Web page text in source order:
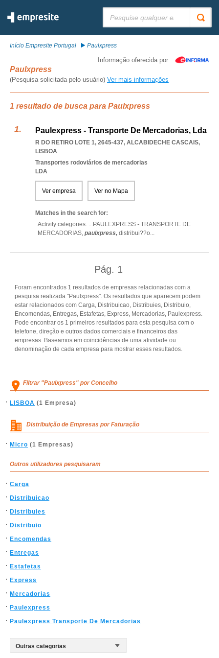
Início Empresite Portugal Paulxpress
Informação oferecida por
Paulxpress
(Pesquisa solicitada pelo usuário) Ver mais informações
1 resultado de busca para Paulxpress
Paulexpress - Transporte De Mercadorias, Lda
R DO RETIRO LOTE 1, 2645-437, ALCABIDECHE CASCAIS,
LISBOA
Transportes rodoviários de mercadorias
LDA
Ver empresa Ver no Mapa
Matches in the search for:
Activity categories: ...PAULEXPRESS - TRANSPORTE DE
MERCADORIAS, paulxpress, distribui??o...
Pág. 1
Foram encontrados 1 resultados de empresas relacionadas com a
pesquisa realizada "Paulxpress". Os resultados que aparecem podem
estar relacionados com Carga, Distribuicao, Distribuies, Distribuio,
Encomendas, Entregas, Estafetas, Express, Mercadorias, Paulexpress.
Pode encontrar os 1 primeiros resultados para esta pesquisa com o
telefone, direção e outros dados comerciais e financeiros das
empresas. Baseamos em coincidências de uma atividade ou
denominação de cada empresa para mostrar esses resultados.
Filtrar "Paulxpress" por Concelho
LISBOA (1 Empresa)
Distribuição de Empresas por Faturação
Micro (1 Empresas)
Outros utilizadores pesquisaram
Carga
Distribuicao
Distribuies
Distribuio
Encomendas
Entregas
Estafetas
Express
Mercadorias
Paulexpress
Paulexpress Transporte De Mercadorias